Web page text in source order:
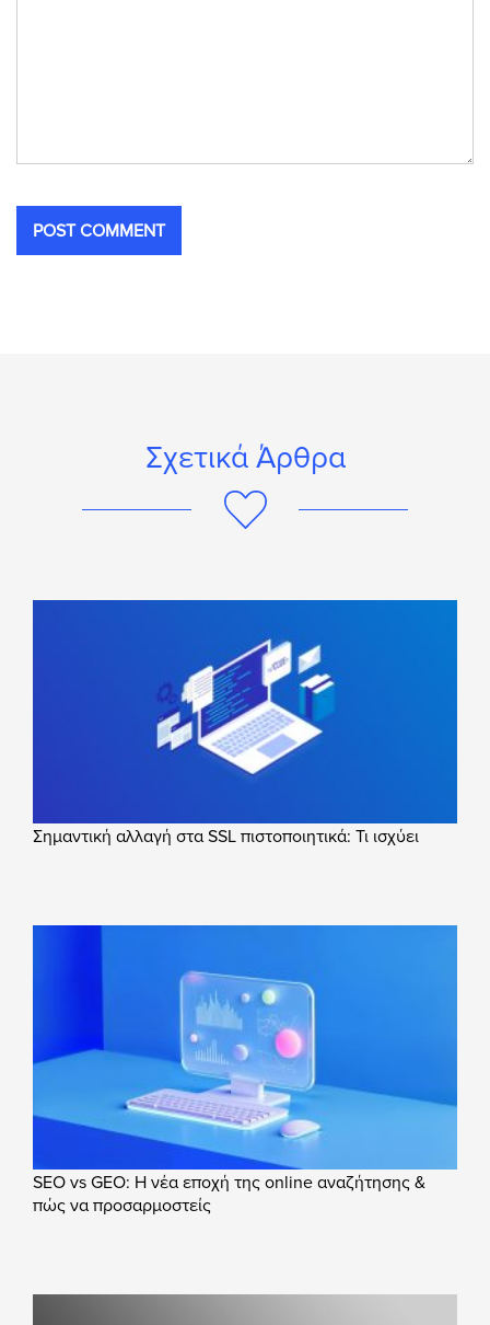
Σχετικά Άρθρα
Σημαντική αλλαγή στα SSL πιστοποιητικά: Τι ισχύει
SEO vs GEO: Η νέα εποχή της online αναζήτησης &
πώς να προσαρμοστείς